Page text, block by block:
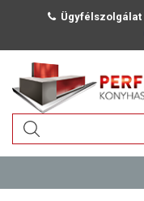
Ügyfélszolgálat